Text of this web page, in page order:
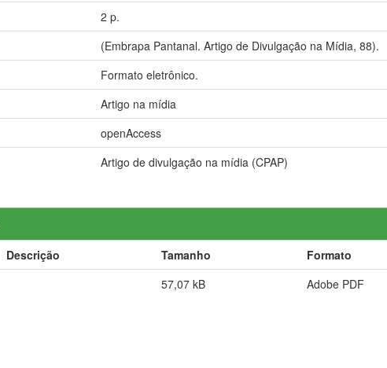
2 p.
(Embrapa Pantanal. Artigo de Divulgação na Mídia, 88).
Formato eletrônico.
Artigo na mídia
openAccess
Artigo de divulgação na mídia (CPAP)
Descrição Tamanho
Formato
57,07 kB Adobe PDF